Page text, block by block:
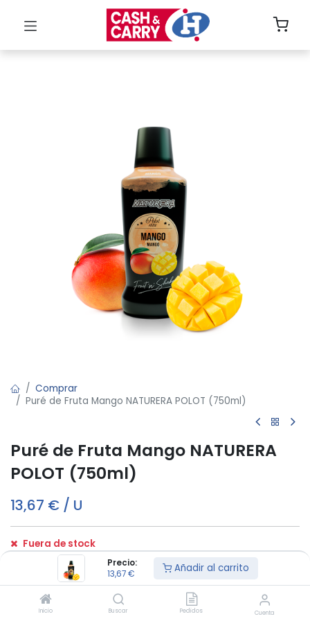
Precio:
13,67€ Añadir al carrito
Inicio Buscar Pedidos Cuenta
Comprar
Puré de Fruta Mango NATURERA POLOT (750ml)
Puré de Fruta Mango NATURERA
POLOT (750ml)
13,67 € / U
Fuera de stock
Reciba una notificación cuando vuelva a estar disponible
Términos y condiciones: